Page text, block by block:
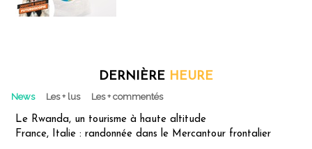
DERNIÈRE HEURE
News Les + lus Les + commentés
Le Rwanda, un tourisme à haute altitude
France, Italie : randonnée dans le Mercantour frontalier